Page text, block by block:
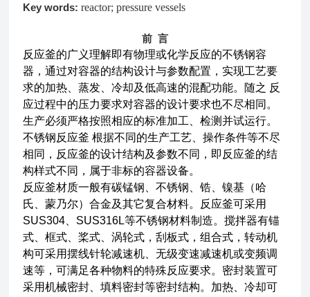
Key words: reactor;pressure vessels
前 言
反应釜的广义理解即有物理或化学反应的不锈钢容
器，通过对容器的结构设计与参数配置，实现工艺要
求的加热、蒸发、冷却及低高速的混配功能。随之 反
应过程中的压力要求对容器的设计要求也不尽相同。
生产必须严格按照相应的标准加工、检测并试运行。
不锈钢反应釜 根据不同的生产工艺、操作条件等不尽
相同，反应釜的设计结构及参数不同，即反应釜的结
构样式不同，属于非标的容器设备。
反应釜材质一般有碳锰钢、不锈钢、锆、镍基（哈
氏、蒙乃尔）合金及其它复合材料。反应釜可采用
SUS304、SUS316L等不锈钢材料制造。搅拌器有锚
式、框式、桨式、涡轮式，刮板式，组合式，转动机
构可采用摆线针轮减速机、无级变速减速机或变频调
速等，可满足各种物料的特殊反应要求。密封装置可
采用机械密封、填料密封等密封结构。加热、冷却可